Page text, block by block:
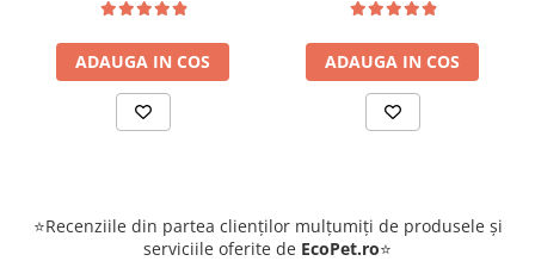
ADAUGA IN COS ADAUGA IN COS
⭐Recenziile din partea clienților mulțumiți de produsele și
serviciile oferite de EcoPet.ro⭐